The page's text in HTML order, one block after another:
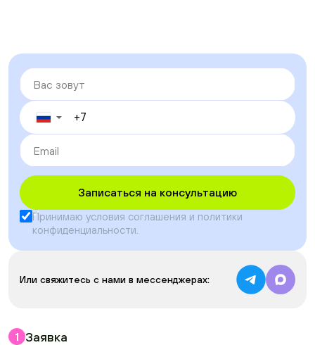
▼
Записаться на консультацию
Принимаю условия соглашения и политики
конфиденциальности.
Или свяжитесь с нами в мессенджерах:
1 Заявка